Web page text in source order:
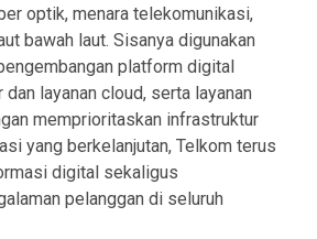
optik, menara telekomunikasi,
bawah laut. Sisanya digunakan
platform digital
layanan cloud, serta layanan
memprioritaskan infrastruktur
yang berkelanjutan, Telkom terus
digital sekaligus
pelanggan di seluruh